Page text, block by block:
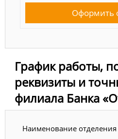
Оформить
График работы,
реквизиты и
филиала Банка
Наименование отделения